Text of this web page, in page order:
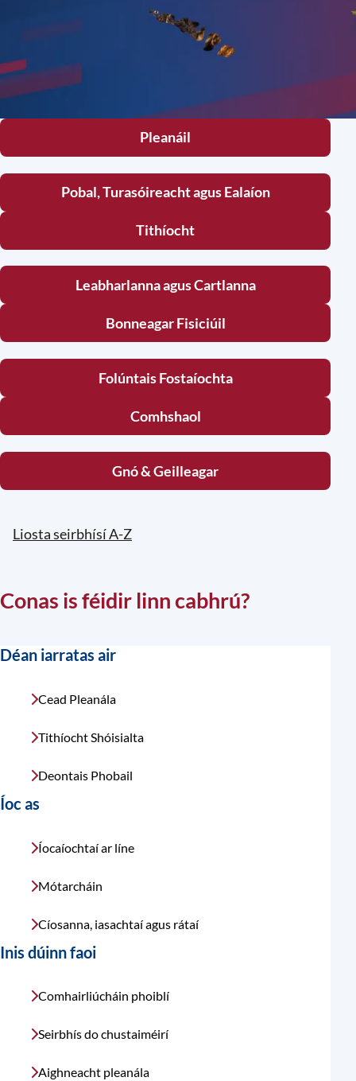
Pleanáil
Pobal, Turasóireacht agus Ealaíon
Tithíocht
Leabharlanna agus Cartlanna
Bonneagar Fisiciúil
Folúntais Fostaíochta
Comhshaol
Gnó & Geilleagar
Liosta seirbhísí A-Z
Conas is féidir linn cabhrú?
Déan iarratas air
Cead Pleanála
Tithíocht Shóisialta
Deontais Phobail
Íoc as
Íocaíochtaí ar líne
Mótarcháin
Cíosanna, iasachtaí agus rátaí
Inis dúinn faoi
Comhairliúcháin phoiblí
Seirbhís do chustaiméirí
Aighneacht pleanála